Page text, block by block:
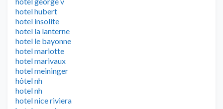
hotel hubert
hotel insolite
hotel la lanterne
hotel le bayonne
hotel mariotte
hotel marivaux
hotel meininger
hôtel nh
hotel nh
hotel nice riviera